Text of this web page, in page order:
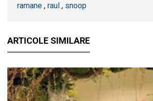
ramane , raul , snoop
ARTICOLE SIMILARE